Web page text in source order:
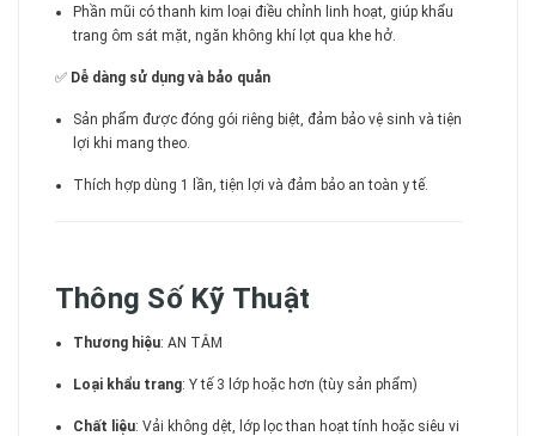
Phần mũi có thanh kim loại điều chỉnh linh hoạt, giúp khẩu
trang ôm sát mặt, ngăn không khí lọt qua khe hở.
✅ Dễ dàng sử dụng và bảo quản
Sản phẩm được đóng gói riêng biệt, đảm bảo vệ sinh và tiện
lợi khi mang theo.
Thích hợp dùng 1 lần, tiện lợi và đảm bảo an toàn y tế.
Thông Số Kỹ Thuật
Thương hiệu: AN TÂM
Loại khẩu trang: Y tế 3 lớp hoặc hơn (tùy sản phẩm)
Chất liệu: Vải không dệt, lớp lọc than hoạt tính hoặc siêu vi